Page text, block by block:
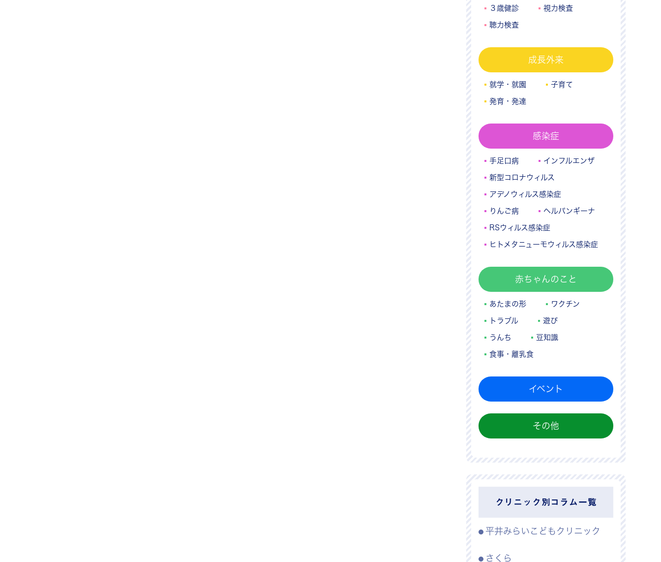
３歳健診 視力検査
聴力検査
成長外来
就学・就園 子育て
発育・発達
感染症
手足口病 インフルエンザ
新型コロナウィルス
アデノウィルス感染症
りんご病 ヘルパンギーナ
RSウィルス感染症
ヒトメタニューモウィルス感染症
赤ちゃんのこと
あたまの形 ワクチン
トラブル 遊び
うんち 豆知識
食事・離乳食
イベント
その他
クリニック別コラム一覧
平井みらいこどもクリニック
さくら